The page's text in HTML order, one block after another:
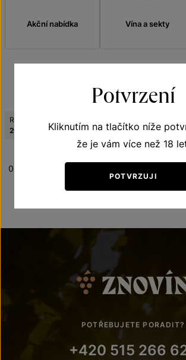
Akční nabídka Vína a sekty
Ročník:
2010
2019
Kolby - Strossberg
0 produktů
POTŘEBUJETE PORADIT?
+420 515 266
Potvrzení
Kliknutím na tlačítko níže
že je vám více než 18
POTVRZUJI